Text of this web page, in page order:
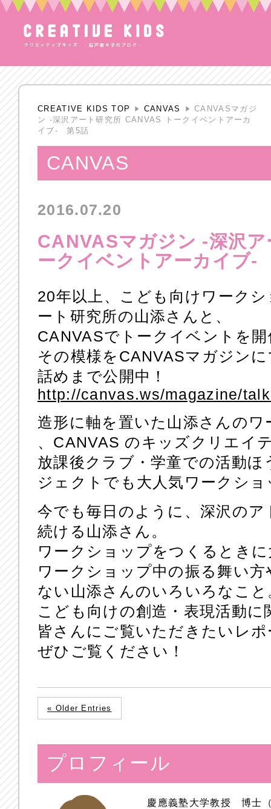
CREATIVE KIDS TOP CANVAS
CANVASマガジ
ン -深沢アート研究所 CANVAS トークイベントアーカ
イブ- 第5話
CANVAS
2016.07.20
CANVASマガジン -深沢
ークイベントアーカイブ
20年以上、こども向けワーク
ート研究所の山添さんと、
CANVASでトークイベントを
その模様をCANVASマガジン
話めまで公開中！
http://canvas.ws/magazine/
造形に軸を置いた山添さんの
、CANVAS のキッズクリエイ
放課後クラブ・学童での活動
ジェクトでも大人気ワークシ
今でも毎日のように、深沢の
続ける山添さん。
ワークショップをつくるとき
ワークショップ中の振る舞い
ない山添さんのいろいろなこと
こども向けの創造・表現活動
皆さんにご覧いただきたいレ
ぜひご覧ください！
« Older Entries
プロフィール
慶應義塾大学教授 博士